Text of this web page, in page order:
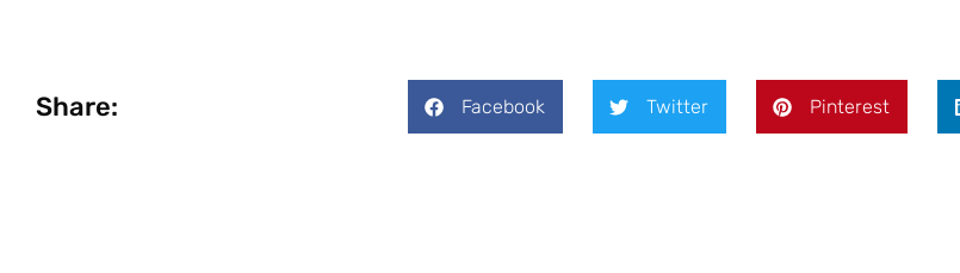
Share: Facebook Twitter Pinterest